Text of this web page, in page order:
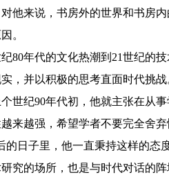
他来说，书房外的世界和书房
。
80年代的文化热潮到21世纪的
，并以积极的思考直面时代挑战
世纪90年代初，他就主张在从
来越强，希望学者不要完全舍
的日子里，他一直秉持这样的态
究的场所，也是与时代对话的